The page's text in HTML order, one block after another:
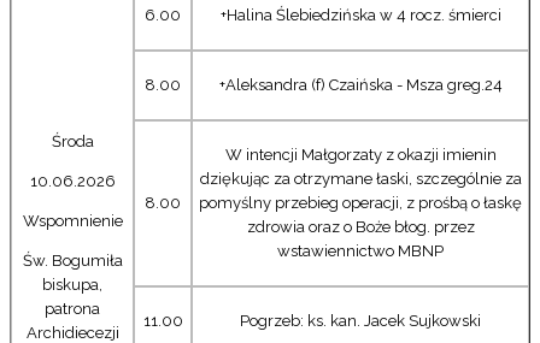
Środa
10.06.2026
Wspomnienie
Św. Bogumiła
biskupa,
patrona
Archidiecezji
6.00 +Halina Ślebiedzińska w 4 rocz. śmierci
8.00 +Aleksandra (f) Czaińska - Msza greg.24
8.00
W intencji Małgorzaty z okazji imienin
dziękując za otrzymane łaski, szczególnie za
pomyślny przebieg operacji, z prośbą o łaskę
zdrowia oraz o Boże błog. przez
wstawiennictwo MBNP
11.00 Pogrzeb: ks. kan. Jacek Sujkowski